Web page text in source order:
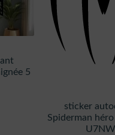
5
sticker
Spiderman